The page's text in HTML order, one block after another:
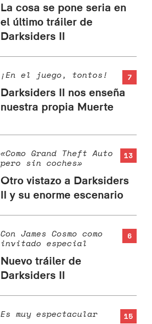
La cosa se pone seria en
el último tráiler de
Darksiders II
7
¡En el juego, tontos!
Darksiders II nos enseña
nuestra propia Muerte
13
«Como Grand Theft Auto
pero sin coches»
Otro vistazo a Darksiders
II y su enorme escenario
6
Con James Cosmo como
invitado especial
Nuevo tráiler de
Darksiders II
15
Es muy espectacular